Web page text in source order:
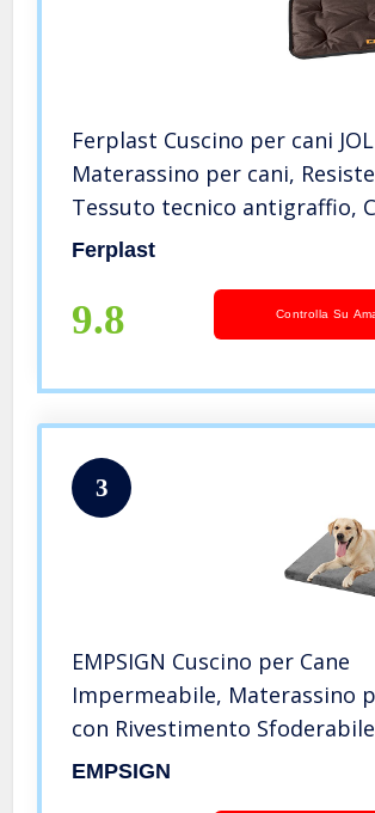
Ferplast Cuscino per cani
Materassino per cani,
Tessuto tecnico antigraffio,
per cani Lavabile, 83 x 50 cm
Ferplast
9.8 Controlla Su
3
EMPSIGN Cuscino per Cane
Impermeabile, Materassino
con Rivestimento
Lavabile, Lettino per Cani
EMPSIGN